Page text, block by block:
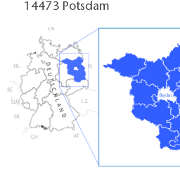
- Krabatregion/ Kamenz,
Neißeland/ Weißwasser,
Herausgeber: Sachsen
978-3-86843-022-6
14473 Potsdam